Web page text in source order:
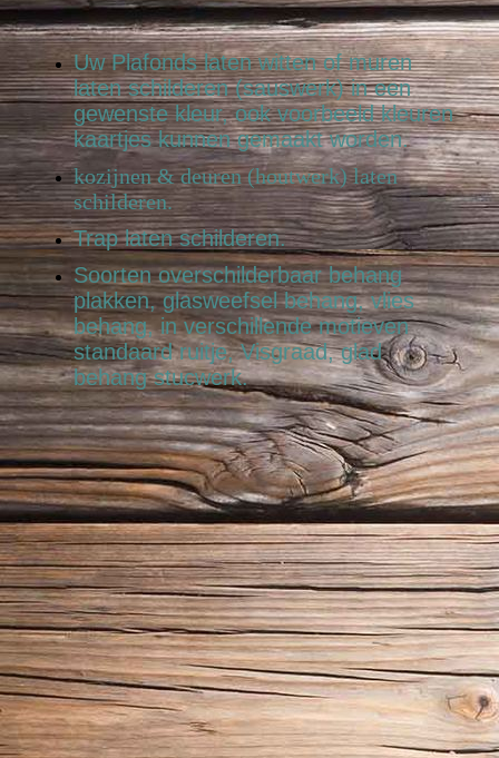
Uw Plafonds laten witten of muren
laten schilderen (sauswerk) in een
gewenste kleur, ook voorbeeld kleuren
kaartjes kunnen gemaakt worden.
kozijnen & deuren (houtwerk) laten
schilderen.
Trap laten schilderen.
Soorten overschilderbaar behang
plakken, glasweefsel behang, vlies
behang, inverschillende motieven
standaard ruitje, Visgraad, glad
behang stucwerk.